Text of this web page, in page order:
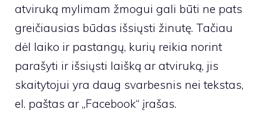
atviruką mylimam žmogui gali būti ne pats
greičiausias būdas išsiųsti žinutę. Tačiau
dėl laiko ir pastangų, kurių reikia norint
parašyti ir išsiųsti laišką ar atviruką, jis
skaitytojui yra daug svarbesnis nei tekstas,
el. paštas ar „Facebook“ įrašas.